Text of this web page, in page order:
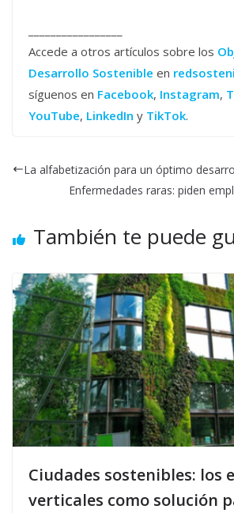
Accede a otros artículos sobre los
Desarrollo Sostenible en
síguenos en Facebook, Instagram,
YouTube, LinkedIn y TikTok.
La alfabetización para un óptimo
Enfermedades raras: piden
También te puede
Ciudades sostenibles: los
verticales como solución